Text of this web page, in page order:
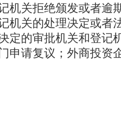
机关拒绝颁发或者逾
机关的处理决定或者
定的审批机关和登记
申请复议； 外商投资